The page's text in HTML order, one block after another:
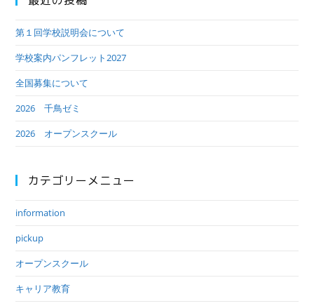
第１回学校説明会について
学校案内パンフレット2027
全国募集について
2026 千鳥ゼミ
2026 オープンスクール
カテゴリーメニュー
information
pickup
オープンスクール
キャリア教育